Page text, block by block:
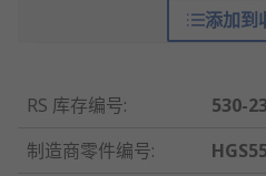
添加到
RS 库存编号:
530-
制造商零件编号: